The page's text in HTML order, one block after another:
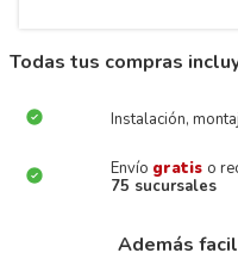
Todas tus compras
Instalación,
Envío gratis o
75 sucursales
Además